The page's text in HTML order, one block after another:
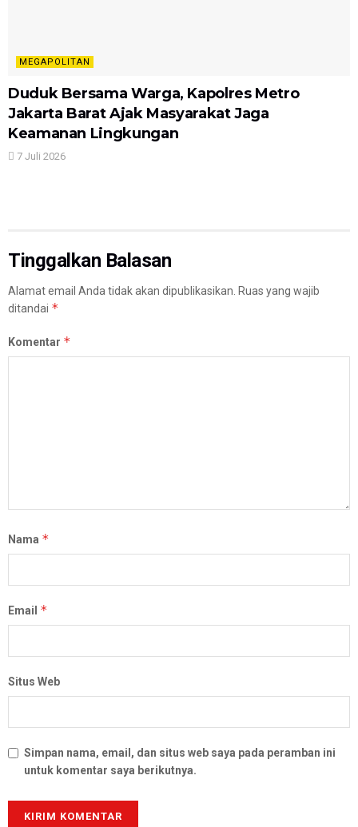
MEGAPOLITAN
Duduk Bersama Warga, Kapolres Metro
Jakarta Barat Ajak Masyarakat Jaga
Keamanan Lingkungan
7 Juli 2026
Tinggalkan Balasan
Alamat email Anda tidak akan dipublikasikan. Ruas yang wajib
ditandai *
Komentar *
Nama *
Email *
Situs Web
Simpan nama, email, dan situs web saya pada peramban ini
untuk komentar saya berikutnya.